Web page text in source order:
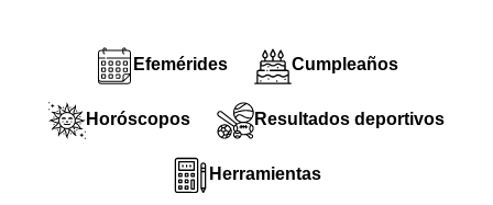
Efemérides Cumpleaños
Horóscopos Resultados deportivos
Herramientas